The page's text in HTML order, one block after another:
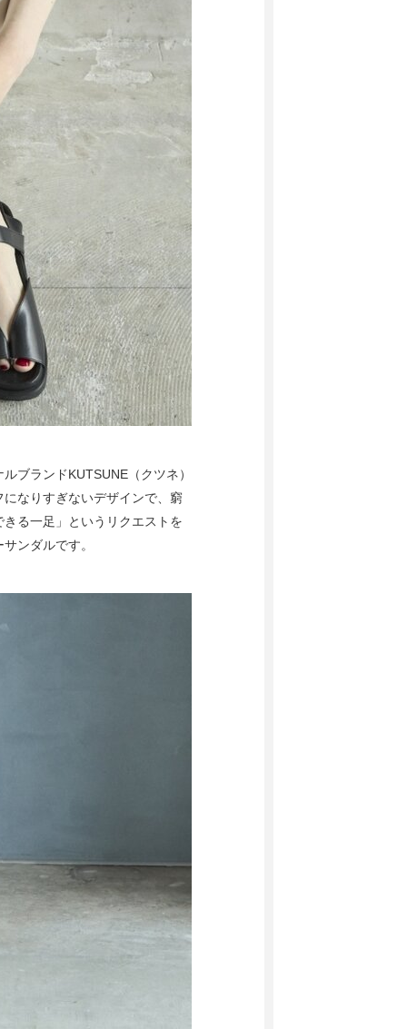
ブランドKUTSUNE（クツネ）
なりすぎないデザインで、窮
る一足」というリクエストを
ンダルです。